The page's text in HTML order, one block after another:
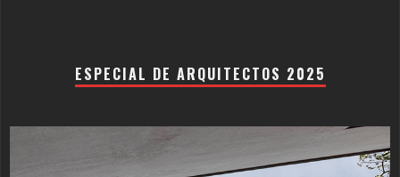
ESPECIAL DE ARQUITECTOS 2025